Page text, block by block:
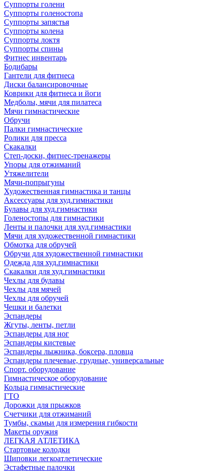
Суппорты голени
Суппорты голеностопа
Суппорты запястья
Суппорты колена
Суппорты локтя
Суппорты спины
Фитнес инвентарь
Бодибары
Гантели для фитнеса
Диски балансировочные
Коврики для фитнеса и йоги
Медболы, мячи для пилатеса
Мячи гимнастические
Обручи
Палки гимнастические
Ролики для пресса
Скакалки
Степ-доски, фитнес-тренажеры
Упоры для отжиманий
Утяжелители
Мячи-попрыгуны
Художественная гимнастика и танцы
Аксессуары для худ.гимнастики
Булавы для худ.гимнастики
Голеностопы для гимнастики
Ленты и палочки для худ.гимнастики
Мячи для художественной гимнастики
Обмотка для обручей
Обручи для художественной гимнастики
Одежда для худ.гимнастики
Скакалки для худ.гимнастики
Чехлы для булавы
Чехлы для мячей
Чехлы для обручей
Чешки и балетки
Эспандеры
Жгуты, ленты, петли
Эспандеры для ног
Эспандеры кистевые
Эспандеры лыжника, боксера, пловца
Эспандеры плечевые, грудные, универсальные
Спорт. оборудование
Гимнастическое оборудование
Кольца гимнастические
ГТО
Дорожки для прыжков
Счетчики для отжиманий
Тумбы, скамьи для измерения гибкости
Макеты оружия
ЛЕГКАЯ АТЛЕТИКА
Стартовые колодки
Шиповки легкоатлетические
Эстафетные палочки